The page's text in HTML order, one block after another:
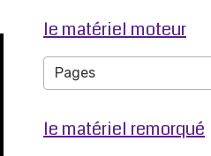
le matériel moteur
le matériel remorqué